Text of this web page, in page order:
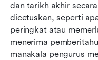
dan tarikh akhir
dicetuskan, seperti
peringkat atau
menerima
manakala pengurus